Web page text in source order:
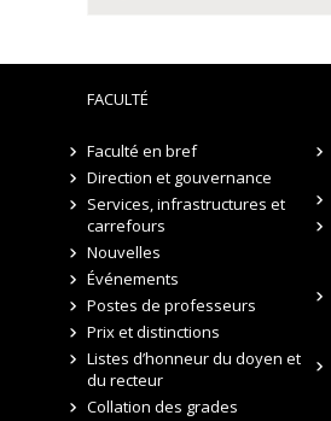
FACULTÉ
Faculté en bref
Direction et gouvernance
Services, infrastructures et
carrefours
Nouvelles
Événements
Postes de professeurs
Prix et distinctions
Listes d’honneur du doyen et
du recteur
Collation des grades